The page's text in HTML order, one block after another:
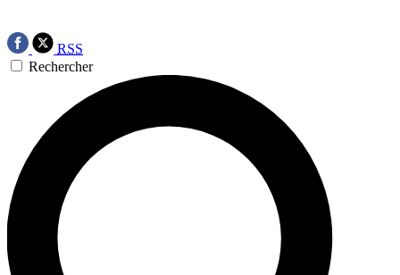
RSS
Rechercher